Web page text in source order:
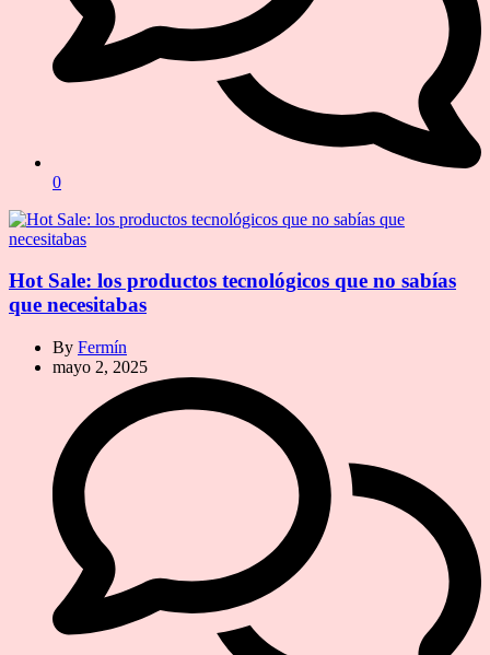
0
Hot Sale: los productos tecnológicos que no sabías
que necesitabas
By Fermín
mayo 2, 2025